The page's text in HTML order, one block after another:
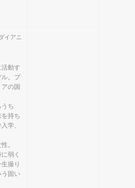
イアニ
動す
ル。ブ
の国
ち
持ち
学、
性。
弱く
撮り
固い